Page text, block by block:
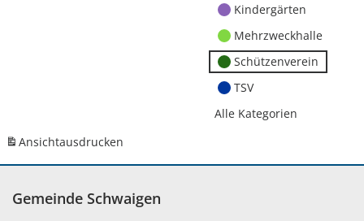
Kindergärten
Mehrzweckhalle
Schützenverein
TSV
Alle Kategorien
Ansichtausdrucken
Gemeinde Schwaigen